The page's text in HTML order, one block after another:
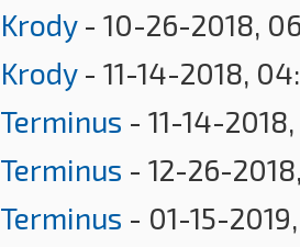
Krody- 10-26-2018,
Krody- 11-14-2018,
Terminus - 11-14-
Terminus - 12-26-
Terminus - 01-15-